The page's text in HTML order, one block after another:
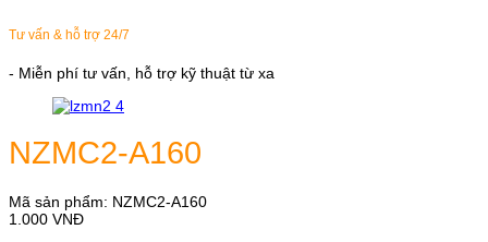
Tư vấn & hỗ trợ 24/7
- Miễn phí tư vấn, hỗ trợ kỹ thuật từ xa
NZMC2-A160
Mã sản phẩm: NZMC2-A160
1.000 VNĐ